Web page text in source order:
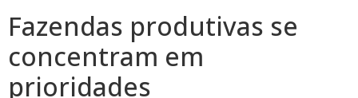
Fazendas produtivas se
concentram em
prioridades